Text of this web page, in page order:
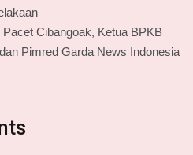
Cibangoak, Ketua BPKB
Pimred Garda News Indonesia